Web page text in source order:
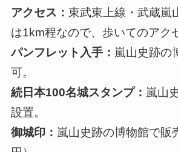
アクセス： 東武東上線・武蔵嵐
は1km程なので、歩いてのアク
パンフレット入手： 嵐山史跡の
可。
続日本100名城スタンプ： 嵐山
設置。
御城印： 嵐山史跡の博物館で販